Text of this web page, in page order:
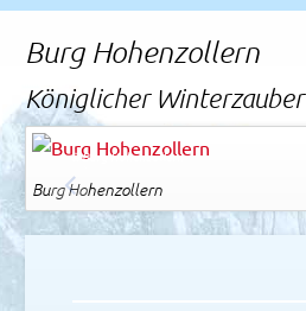
Burg Hohenzollern
Königlicher Winterzauber
ZURÜCK
Burg Hohenzollern
Roland Beck
© Burg Hohenzollern
Reiseversicherung